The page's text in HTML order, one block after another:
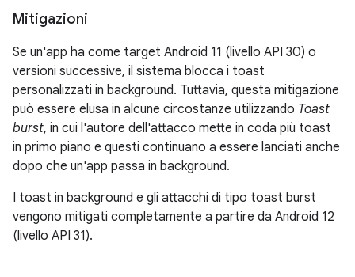
Mitigazioni
Se un'app ha come target Android 11 (livello API 30) o
versioni successive, il sistema blocca i toast
personalizzati in background. Tuttavia, questa mitigazione
può essere elusa in alcune circostanze utilizzando Toast
burst, in cui l'autore dell'attacco mette in coda più toast
in primo piano e questi continuano a essere lanciati anche
dopo che un'app passa in background.
I toast in background e gli attacchi di tipo toast burst
vengono mitigati completamente a partire da Android 12
(livello API 31).